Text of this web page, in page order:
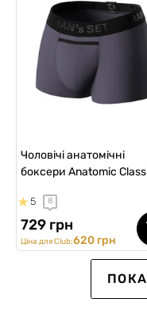
Чоловічі анатомічні
боксери Anatomic
графітовий
5 8
729 грн
Ціна для Club:620 грн